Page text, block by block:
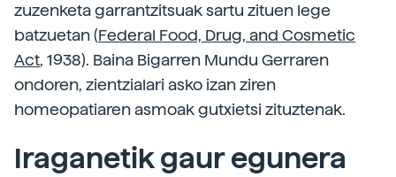
zuzenketa garrantzitsuak sartu zituen lege
batzuetan (Federal Food, Drug, and Cosmetic
Act, 1938). Baina Bigarren Mundu Gerraren
ondoren, zientzialari asko izan ziren
homeopatiaren asmoak gutxietsi zituztenak.
Iraganetik gaur egunera